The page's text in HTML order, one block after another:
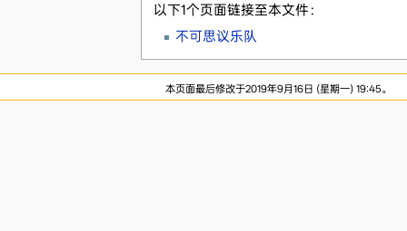
以下1个页面链接至本文件：
不可思议乐队
本页面最后修改于2019年9月16日 (星期一) 19:45。